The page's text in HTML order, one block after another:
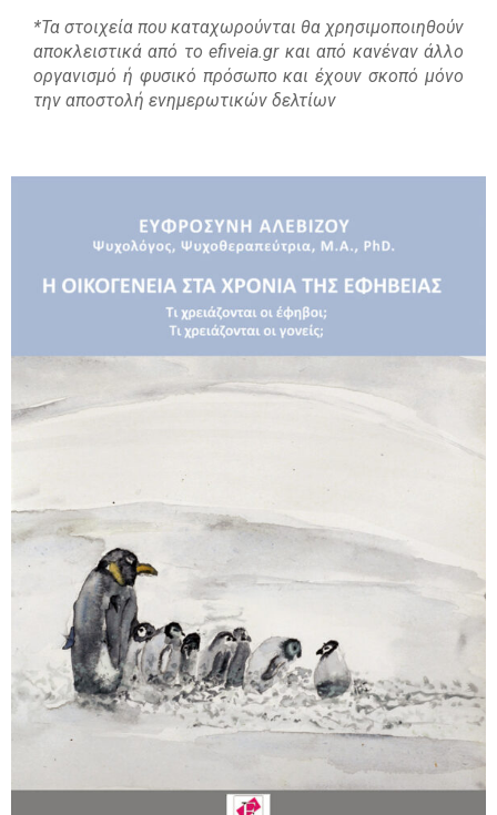
*Τα στοιχεία που καταχωρούνται θα χρησιμοποιηθούν
αποκλειστικά από το efiveia.gr και από κανέναν άλλο
οργανισμό ή φυσικό πρόσωπο και έχουν σκοπό μόνο
την αποστολή ενημερωτικών δελτίων